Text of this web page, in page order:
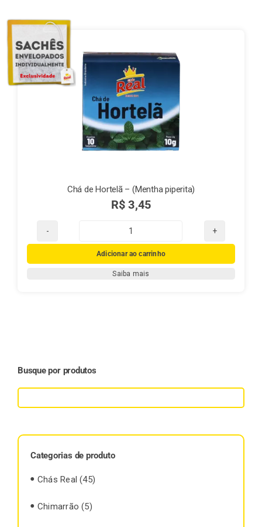
Finalização de compra
Exportação
Blog
Chá de Hortelã – (Mentha piperita)
R$ 3,45
Chá
de
Hortelã
Adicionar ao carrinho
Saiba mais
Busque por produtos
Categorias de produto
Chás Real (45)
Chimarrão (5)